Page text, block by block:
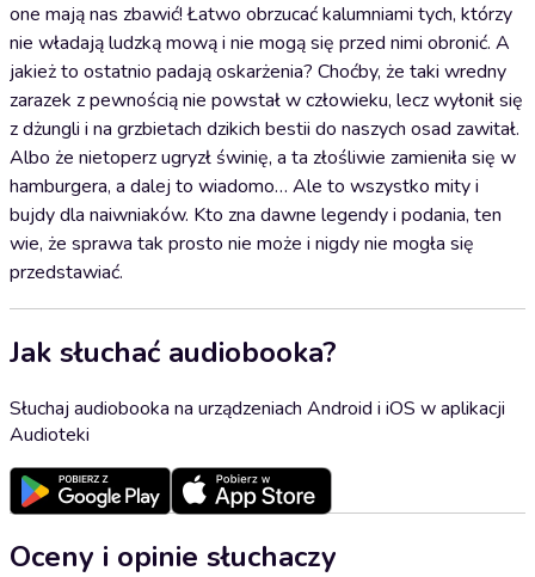
one mają nas zbawić! Łatwo obrzucać kalumniami tych, którzy
nie władają ludzką mową i nie mogą się przed nimi obronić. A
jakież to ostatnio padają oskarżenia? Choćby, że taki wredny
zarazek z pewnością nie powstał w człowieku, lecz wyłonił się
z dżungli i na grzbietach dzikich bestii do naszych osad zawitał.
Albo że nietoperz ugryzł świnię, a ta złośliwie zamieniła się w
hamburgera, a dalej to wiadomo… Ale to wszystko mity i
bujdy dla naiwniaków. Kto zna dawne legendy i podania, ten
wie, że sprawa tak prosto nie może i nigdy nie mogła się
przedstawiać.
Jak słuchać audiobooka?
Słuchaj audiobooka na urządzeniach Android i iOS w aplikacji
Audioteki
Oceny i opinie słuchaczy